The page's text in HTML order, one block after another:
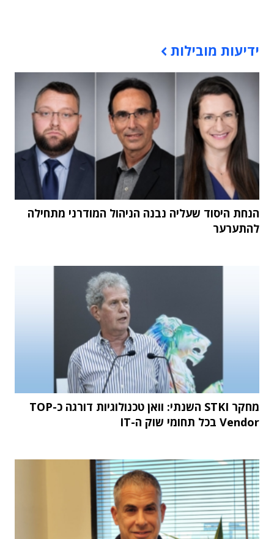
ידיעות מובילות
הנחת היסוד שעליה נבנה הניהול המודרני מתחילה
להתערער
מחקר STKI השנתי: וואן טכנולוגיות דורגה כ-TOP
Vendor בכל תחומי שוק ה-IT